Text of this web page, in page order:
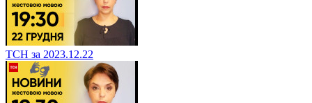
ТСН за 2023.12.22